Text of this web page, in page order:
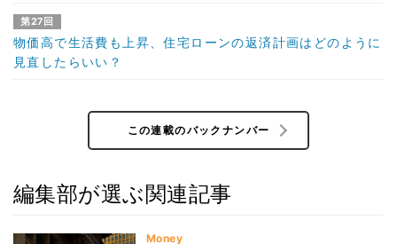
第27回
物価高で生活費も上昇、住宅ローンの返済計画はどのように
見直したらいい？
この連載のバックナンバー
編集部が選ぶ関連記事
Money